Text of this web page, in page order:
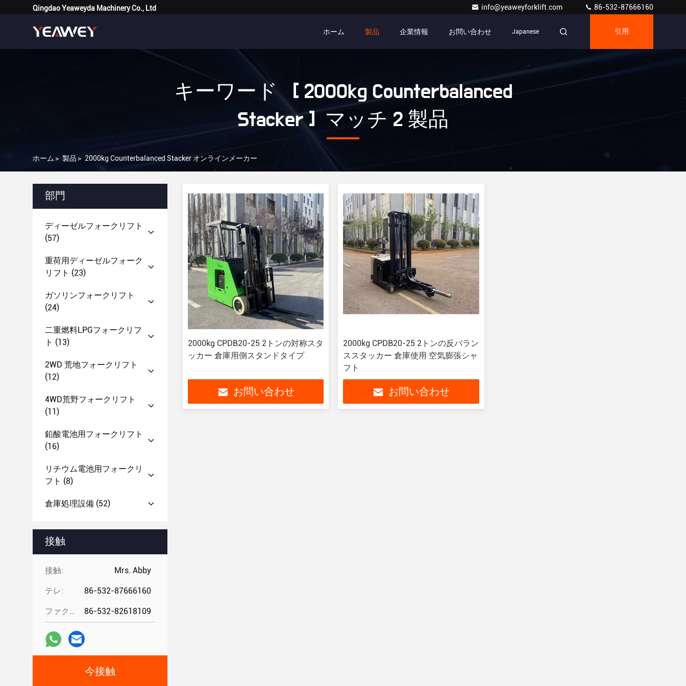
Qingdao Yeaweyda Machinery Co., Ltd info@yeaweyforklift.com 86-532-87666160
ホーム 製品 企業情報 お問い合わせ Japanese 引用
キーワード [ 2000kg Counterbalanced
Stacker ] マッチ 2 製品
ホーム > 製品 > 2000kg Counterbalanced Stacker オンラインメーカー
部門
ディーゼルフォークリフト
(57)
重荷用ディーゼルフォーク
リフト (23)
ガソリンフォークリフト
(24)
二重燃料LPGフォークリフ
ト (13)
2WD 荒地フォークリフト
(12)
4WD荒野フォークリフト
(11)
鉛酸電池用フォークリフト
(16)
リチウム電池用フォークリ
フト (8)
倉庫処理設備 (52)
接触
接触: Mrs. Abby
テレ: 86-532-87666160
ファクシミリ: 86-532-82618109
今接触
2000kg CPDB20-25 2トンの対称スタ
ッカー 倉庫用側スタンドタイプ
お問い合わせ
2000kg CPDB20-25 2トンの反バラン
ススタッカー 倉庫使用 空気膨張シャ
フト
お問い合わせ